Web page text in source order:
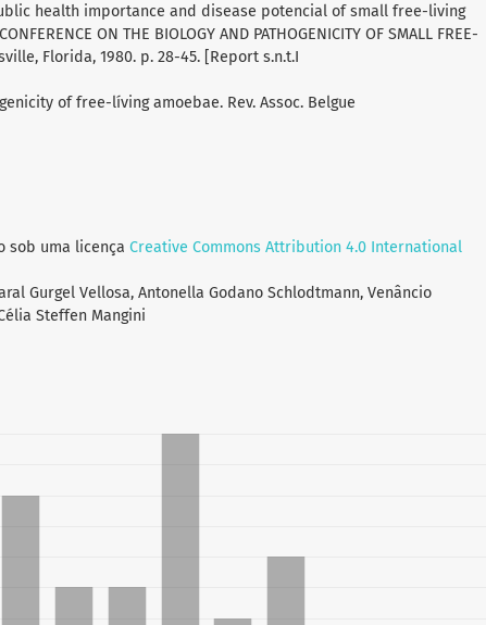
public health importance and disease potencial of small free-living
ON THE BIOLOGY AND PATHOGENICITY OF SMALL FREE-
Florida, 1980. p. 28-45. [Report s.n.t.I
of free-líving amoebae. Rev. Assoc. Belgue
sob uma licença Creative Commons Attribution 4.0 International
Gurgel Vellosa, Antonella Godano Schlodtmann, Venâncio
Steffen Mangini